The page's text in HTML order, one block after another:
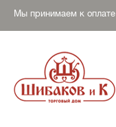
Мы принимаем к оплате